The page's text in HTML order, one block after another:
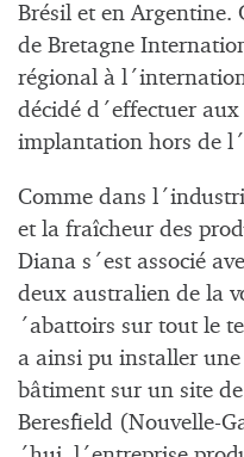
Brésil et en Argentine.
de Bretagne
régional à
décidé d´effectuer
implantation hors de
Comme dans
et la fraîcheur des
Diana s´est associé
deux australien de la
´abattoirs sur tout le
a ainsi pu installer
bâtiment sur un site
Beresfield (Nouvelle-